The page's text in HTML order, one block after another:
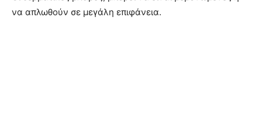
να απλωθούν σε μεγάλη επιφάνεια.